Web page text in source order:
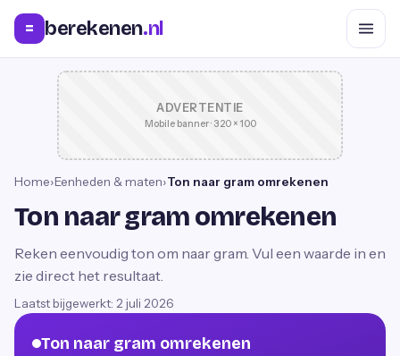
= berekenen.nl
ADVERTENTIE
Mobile banner · 320 × 100
Home›Eenheden & maten›Ton naar gram omrekenen
Ton naar gram omrekenen
Reken eenvoudig ton om naar gram. Vul een waarde in en
zie direct het resultaat.
Laatst bijgewerkt: 2 juli 2026
Ton naar gram omrekenen